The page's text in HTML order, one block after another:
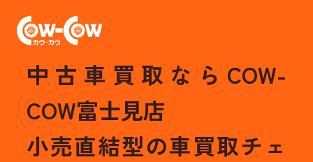
中古車買取ならCOW-
COW富士見店
小売直結型の車買取チェ